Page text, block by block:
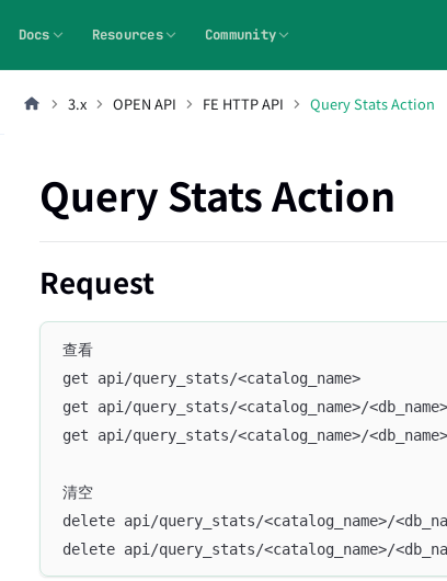
Docs Resources Community
3.x OPEN API FE HTTP API Query Stats Action
Query Stats Action
Request
查看
get api/query_stats/<catalog_name>
get api/query_stats/<catalog_name>/<db_name>
get api/query_stats/<catalog_name>/
清空
delete api/query_stats/<catalog_name>/
delete api/query_stats/<catalog_name>/